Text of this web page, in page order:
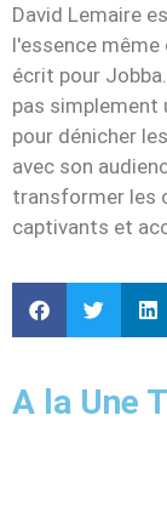
David Lemaire
l'essence
écrit pour
pas simplement
pour dénicher
avec son
transformer les
captivants et
A la Une